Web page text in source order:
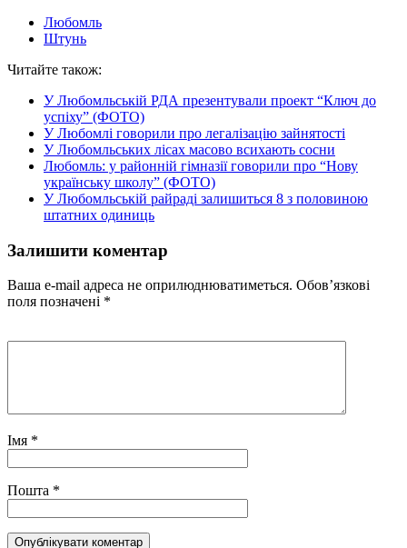
Любомль
Штунь
Читайте також:
У Любомльській РДА презентували проект “Ключ до
успіху” (ФОТО)
У Любомлі говорили про легалізацію зайнятості
У Любомльських лісах масово всихають сосни
Любомль: у районній гімназії говорили про “Нову
українську школу” (ФОТО)
У Любомльській райраді залишиться 8 з половиною
штатних одиниць
Залишити коментар
Ваша e-mail адреса не оприлюднюватиметься. Обов’язкові
поля позначені *
Імя *
Пошта *